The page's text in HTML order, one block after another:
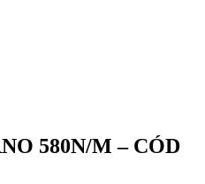
580N/M – CÓD